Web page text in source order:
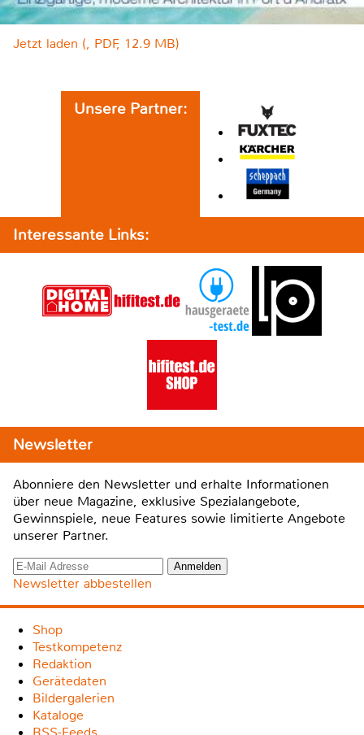
Jetzt laden (, PDF, 12.9 MB)
Unsere Partner:
Interessante Links:
Newsletter
Abonniere den Newsletter und erhalte Informationen
über neue Magazine, exklusive Spezialangebote,
Gewinnspiele, neue Features sowie limitierte Angebote
unserer Partner.
Newsletter abbestellen
Shop
Testkompetenz
Redaktion
Gerätedaten
Bildergalerien
Kataloge